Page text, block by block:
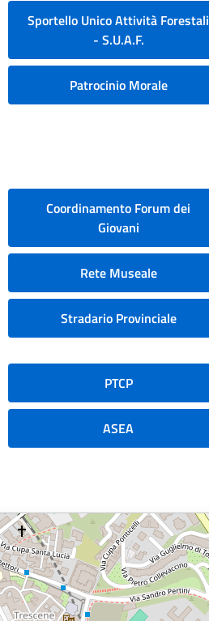
Sportello Unico Attività Forestali
- S.U.A.F.
Patrocinio Morale
Coordinamento Forum dei
Giovani
Rete Museale
Stradario Provinciale
PTCP
ASEA